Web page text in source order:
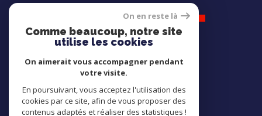
ADHÉRONS
On en reste là
Comme beaucoup, notre site
utilise les cookies
On aimerait vous accompagner pendant
votre visite.
En poursuivant, vous acceptez l'utilisation des
cookies par ce site, afin de vous proposer des
contenus adaptés et réaliser des statistiques !